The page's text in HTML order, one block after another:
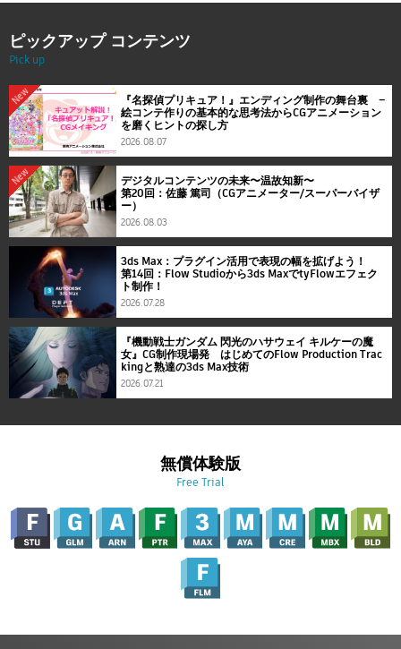
ピックアップ コンテンツ
Pick up
New
『名探偵プリキュア！』エンディング制作の舞台裏 ―
絵コンテ作りの基本的な思考法からCGアニメーション
を磨くヒントの探し方
2026.08.07
New
デジタルコンテンツの未来〜温故知新〜
第20回：佐藤 篤司（CGアニメーター/スーパーバイザ
ー）
2026.08.03
3ds Max：プラグイン活用で表現の幅を拡げよう！
第14回：Flow Studioから3ds MaxでtyFlowエフェク
ト制作！
2026.07.28
『機動戦士ガンダム 閃光のハサウェイ キルケーの魔
女』CG制作現場発 はじめてのFlow Production Trac
kingと熟達の3ds Max技術
2026.07.21
無償体験版
Free Trial